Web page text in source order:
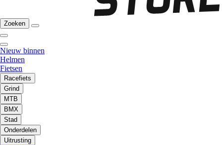
Zoeken
Nieuw binnen
Helmen
Fietsen
Racefiets
Grind
MTB
BMX
Stad
Onderdelen
Uitrusting